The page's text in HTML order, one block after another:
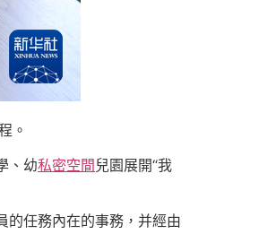
。
、幼私密空間兒園展開“我
的任務內在的事務，并經由